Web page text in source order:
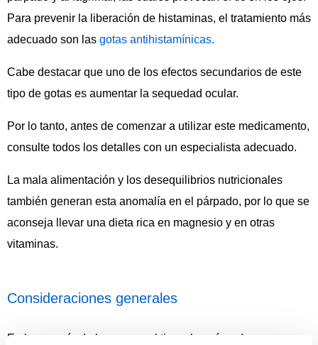
Para prevenir la liberación de histaminas, el tratamiento más
adecuado son las gotas antihistamínicas.
Cabe destacar que uno de los efectos secundarios de este
tipo de gotas es aumentar la sequedad ocular.
Por lo tanto, antes de comenzar a utilizar este medicamento,
consulte todos los detalles con un especialista adecuado.
La mala alimentación y los desequilibrios nutricionales
también generan esta anomalía en el párpado, por lo que se
aconseja llevar una dieta rica en magnesio y en otras
vitaminas.
Consideraciones generales
En la mayoría de los casos, el tic en los párpados